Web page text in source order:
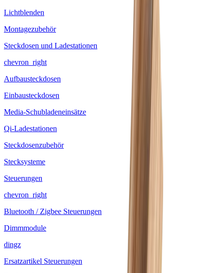
Lichtblenden
Montagezubehör
Steckdosen und Ladestationen
chevron_right
Aufbausteckdosen
Einbausteckdosen
Media-Schubladeneinsätze
Qi-Ladestationen
Steckdosenzubehör
Stecksysteme
Steuerungen
chevron_right
Bluetooth / Zigbee Steuerungen
Dimmmodule
dingz
Ersatzartikel Steuerungen